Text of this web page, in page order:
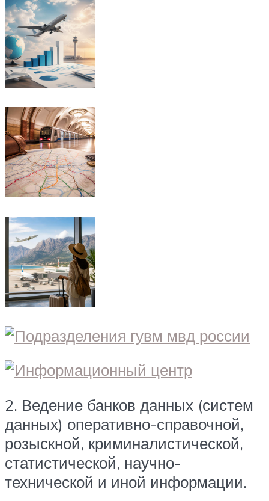
2. Ведение банков данных (систем
данных) оперативно-справочной,
розыскной, криминалистической,
статистической, научно-
технической и иной информации.